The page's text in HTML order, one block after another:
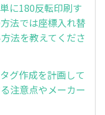
に180反転印刷す
法では座標入れ替
法を教えてくださ
グ作成を計画して
注意点やメーカー